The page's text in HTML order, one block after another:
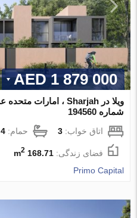
1 879 000 AED
شماره 194560
اتاق خواب:3 حمام:4
فضای زندگی:168.71 m
2
Primo Capital